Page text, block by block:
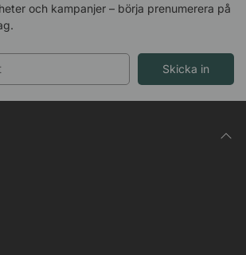
och kampanjer – börja prenumerera på
Skicka in